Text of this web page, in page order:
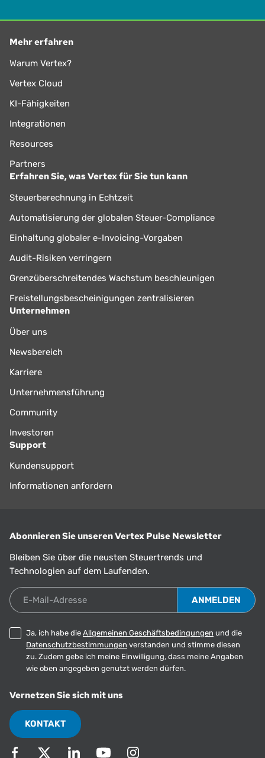
Mehr erfahren
Warum Vertex?
Vertex Cloud
KI-Fähigkeiten
Integrationen
Resources
Partners
Erfahren Sie, was Vertex für Sie tun kann
Steuerberechnung in Echtzeit
Automatisierung der globalen Steuer-Compliance
Einhaltung globaler e-Invoicing-Vorgaben
Audit-Risiken verringern
Grenzüberschreitendes Wachstum beschleunigen
Freistellungsbescheinigungen zentralisieren
Unternehmen
Über uns
Newsbereich
Karriere
Unternehmensführung
Community
Investoren
Support
Kundensupport
Informationen anfordern
Abonnieren Sie unseren Vertex Pulse Newsletter
Bleiben Sie über die neusten Steuertrends und
Technologien auf dem Laufenden.
E-Mail-Adresse
Ja, ich habe die Allgemeinen Geschäftsbedingungen und die
Datenschutzbestimmungen verstanden und stimme diesen
zu. Zudem gebe ich meine Einwilligung, dass meine Angaben
wie oben angegeben genutzt werden dürfen.
Vernetzen Sie sich mit uns
KONTAKT